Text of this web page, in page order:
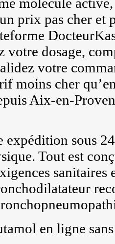
prix pas cher et
votre dosage,
votre
moins cher
Aix-en-
expédition sous
Tout est
sanitaires
en ligne